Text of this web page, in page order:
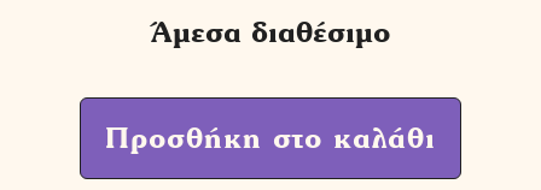
Άμεσα διαθέσιμο
Προσθήκη στο καλάθι